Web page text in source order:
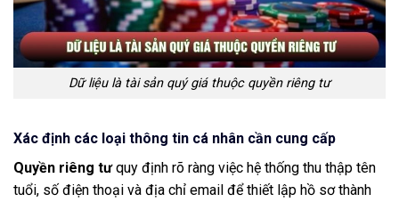
Dữ liệu là tài sản quý giá thuộc quyền riêng tư
Xác định các loại thông tin cá nhân cần cung cấp
Quyền riêng tưquy định rõ ràng việc hệ thống thu thập tên
tuổi, số điện thoại và địa chỉ email để thiết lập hồ sơ thành